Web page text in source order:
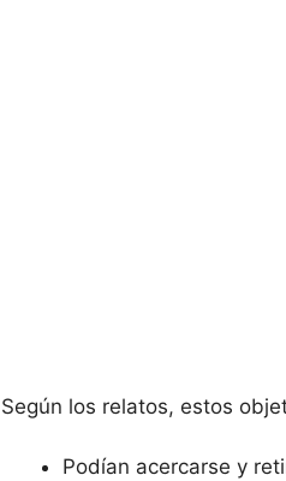
Según los relatos, estos
Podían acercarse y